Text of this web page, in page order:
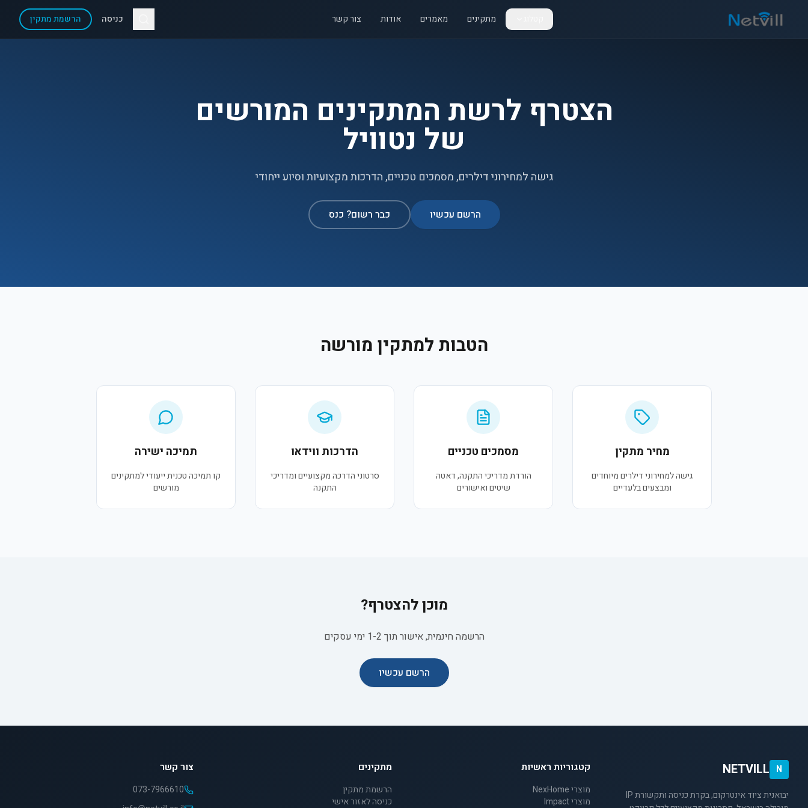
מתקינים מאמרים אודות צור קשר כניסה הרשמת מתקין
הצטרף לרשת המתקינים המורשים
של נטוויל
גישה למחירוני דילרים, מסמכים טכניים, הדרכות מקצועיות וסיוע ייחודי
הרשם עכשיו כבר רשום? כנס
הטבות למתקין מורשה
מחיר מתקין
גישה למחירוני דילרים מיוחדים
ומבצעים בלעדיים
מסמכים טכניים
הורדת מדריכי התקנה, דאטה
שיטים ואישורים
הדרכות ווידאו
סרטוני הדרכה מקצועיים ומדריכי
התקנה
תמיכה ישירה
קו תמיכה טכנית ייעודי למתקינים
מורשים
מוכן להצטרף?
הרשמה חינמית, אישור תוך 1-2 ימי עסקים
הרשם עכשיו
N
NETVILL
יבואנית ציוד אינטרקום, בקרת כניסה ותקשורת IP
קטגוריות ראשיות
מוצרי NexHome
מוצרי Impact
מתקינים
הרשמת מתקין
כניסה לאזור אישי
צור קשר
073-7966610